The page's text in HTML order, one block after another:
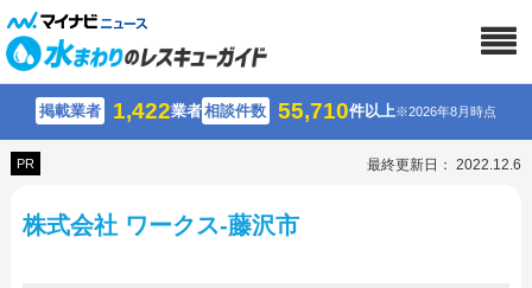
掲載業者 1,422業者相談件数 55,710件以上※2026年8月時点
PR 最終更新日： 2022.12.6
株式会社 ワークス-藤沢市